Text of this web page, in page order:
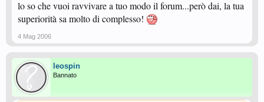
lo so che vuoi ravvivare a tuo modo il forum...però dai, la tua
superiorità sa molto di complesso!
4 Mag 2006
leospin
Bannato